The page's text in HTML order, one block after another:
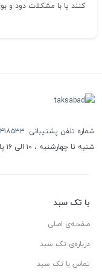
کنند یا با مشکلات دود و
شماره تلفن پشتیبانی:
شنبه تا چهارشنبه ، ۱۰ الی ۱۶ پاسخگوی شما هستیم
با تک سبد
صفحه‌ی اصلی
درباره‌ی تک سبد
تماس با تک سبد